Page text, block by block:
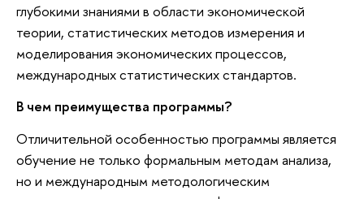
глубокими знаниями в области экономической
теории, статистических методов измерения и
моделирования экономических процессов,
международных статистических стандартов.
В чем преимущества программы?
Отличительной особенностью программы является
обучение не только формальным методам анализа,
но и международным методологическим